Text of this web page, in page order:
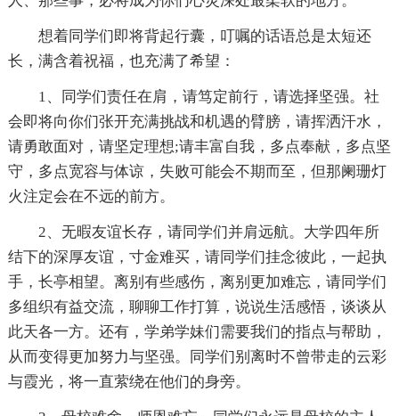
想着同学们即将背起行囊，叮嘱的话语总是太短还
长，满含着祝福，也充满了希望：
1、同学们责任在肩，请笃定前行，请选择坚强。社
会即将向你们张开充满挑战和机遇的臂膀，请挥洒汗水，
请勇敢面对，请坚定理想;请丰富自我，多点奉献，多点坚
守，多点宽容与体谅，失败可能会不期而至，但那阑珊灯
火注定会在不远的前方。
2、无暇友谊长存，请同学们并肩远航。大学四年所
结下的深厚友谊，寸金难买，请同学们挂念彼此，一起执
手，长亭相望。离别有些感伤，离别更加难忘，请同学们
多组织有益交流，聊聊工作打算，说说生活感悟，谈谈从
此天各一方。还有，学弟学妹们需要我们的指点与帮助，
从而变得更加努力与坚强。同学们别离时不曾带走的云彩
与霞光，将一直萦绕在他们的身旁。